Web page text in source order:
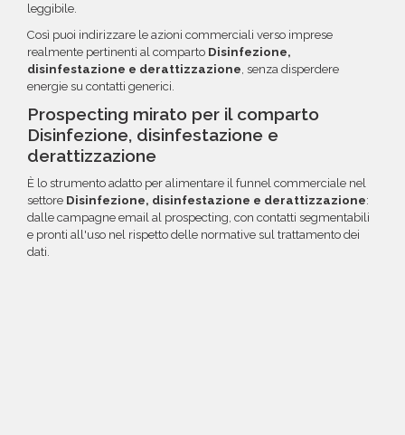
leggibile.
Così puoi indirizzare le azioni commerciali verso imprese
realmente pertinenti al comparto Disinfezione,
disinfestazione e derattizzazione , senza disperdere
energie su contatti generici.
Prospecting mirato per il comparto
Disinfezione, disinfestazione e
derattizzazione
È lo strumento adatto per alimentare il funnel commerciale nel
settore Disinfezione, disinfestazione e derattizzazione:
dalle campagne email al prospecting, con contatti segmentabili
e pronti all'uso nel rispetto delle normative sul trattamento dei
dati.